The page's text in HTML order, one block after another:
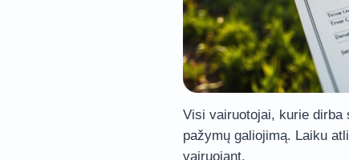
Visi vairuotojai, kurie
pažymų galiojimą. Laiku
vairuojant.